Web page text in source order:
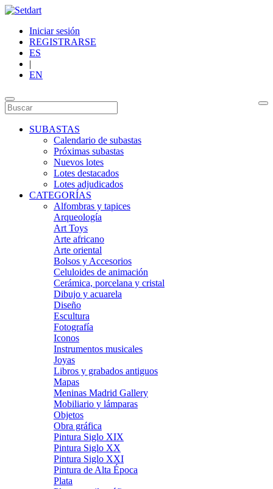
Iniciar sesión
REGISTRARSE
ES
|
EN
SUBASTAS
Calendario de subastas
Próximas subastas
Nuevos lotes
Lotes destacados
Lotes adjudicados
CATEGORÍAS
Alfombras y tapices
Arqueología
Art Toys
Arte africano
Arte oriental
Bolsos y Accesorios
Celuloides de animación
Cerámica, porcelana y cristal
Dibujo y acuarela
Diseño
Escultura
Fotografía
Iconos
Instrumentos musicales
Joyas
Libros y grabados antiguos
Mapas
Meninas Madrid Gallery
Mobiliario y lámparas
Objetos
Obra gráfica
Pintura Siglo XIX
Pintura Siglo XX
Pintura Siglo XXI
Pintura de Alta Época
Plata